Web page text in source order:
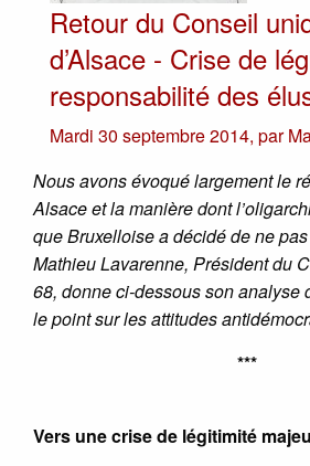
Retour du Conseil
d’Alsace - Crise de
responsabilité des
Mardi 30 septembre 2014, par
Nous avons évoqué largement le
Alsace et la manière dont
que Bruxelloise a décidé de ne
Mathieu Lavarenne, Président du
68, donne ci-dessous son analyse
le point sur les attitudes
***
Vers une crise de légitimité